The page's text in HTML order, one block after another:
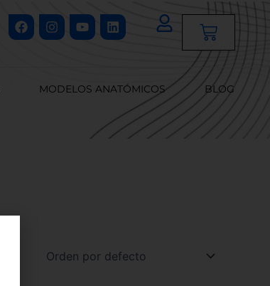
FacebookInstagram
YoutubeLinkedin
Cart
MODELOS ANATÓMICOS BLOG